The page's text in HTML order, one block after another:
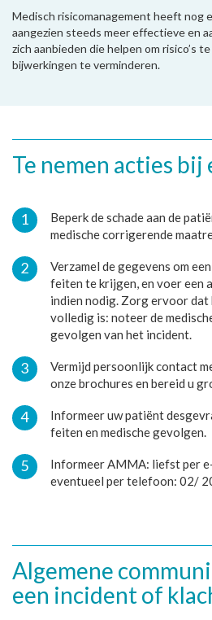
Medisch risicomanagement heeft nog
aangezien steeds meer effectieve en
zich aanbieden die helpen om risico’s
bijwerkingen te verminderen.
Te nemen acties
Beperk de schade aan de
medische corrigerende
Verzamel de gegevens om
feiten te krijgen, en voer een
indien nodig. Zorg ervoor
volledig is: noteer de
gevolgen van het incident.
Vermijd persoonlijk contact
onze brochures en bereid u
Informeer uw patiënt
feiten en medische gevolgen.
Informeer AMMA: liefst per
eventueel per telefoon: 02/
Algemene
een incident of